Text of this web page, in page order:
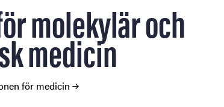
molekylär och
medicin
för medicin